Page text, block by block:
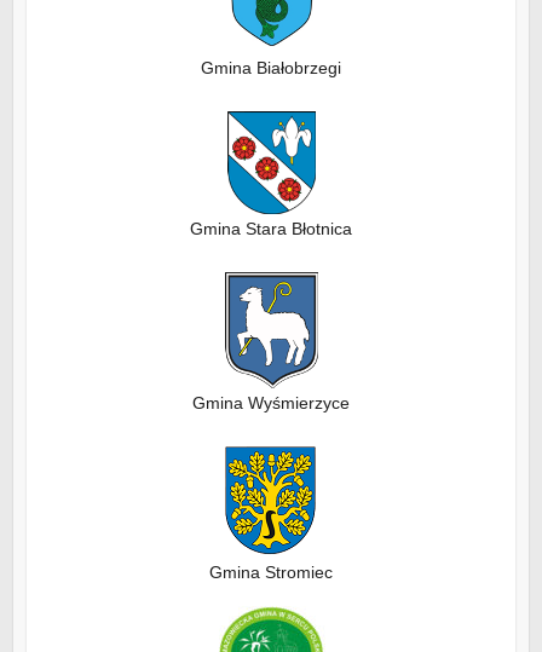
Gmina Białobrzegi
Gmina Stara Błotnica
Gmina Wyśmierzyce
Gmina Stromiec